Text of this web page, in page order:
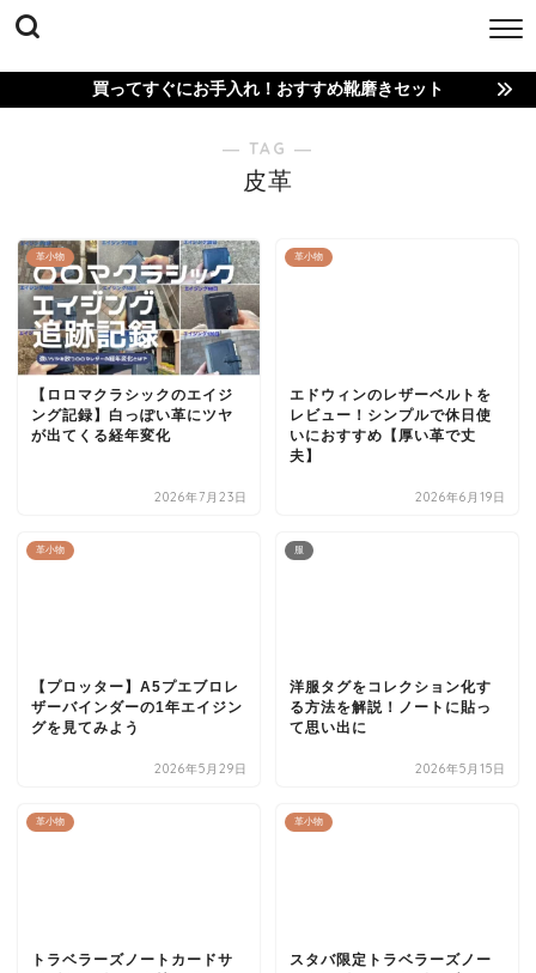
買ってすぐにお手入れ！おすすめ靴磨きセット
― TAG ―
皮革
革小物
【ロロマクラシックのエイジ
ング記録】白っぽい革にツヤ
が出てくる経年変化
2026年7月23日
革小物
エドウィンのレザーベルトを
レビュー！シンプルで休日使
いにおすすめ【厚い革で丈
夫】
2026年6月19日
革小物
【プロッター】A5プエブロレ
ザーバインダーの1年エイジン
グを見てみよう
2026年5月29日
服
洋服タグをコレクション化す
る方法を解説！ノートに貼っ
て思い出に
2026年5月15日
革小物
トラベラーズノートカードサ
革小物
スタバ限定トラベラーズノー